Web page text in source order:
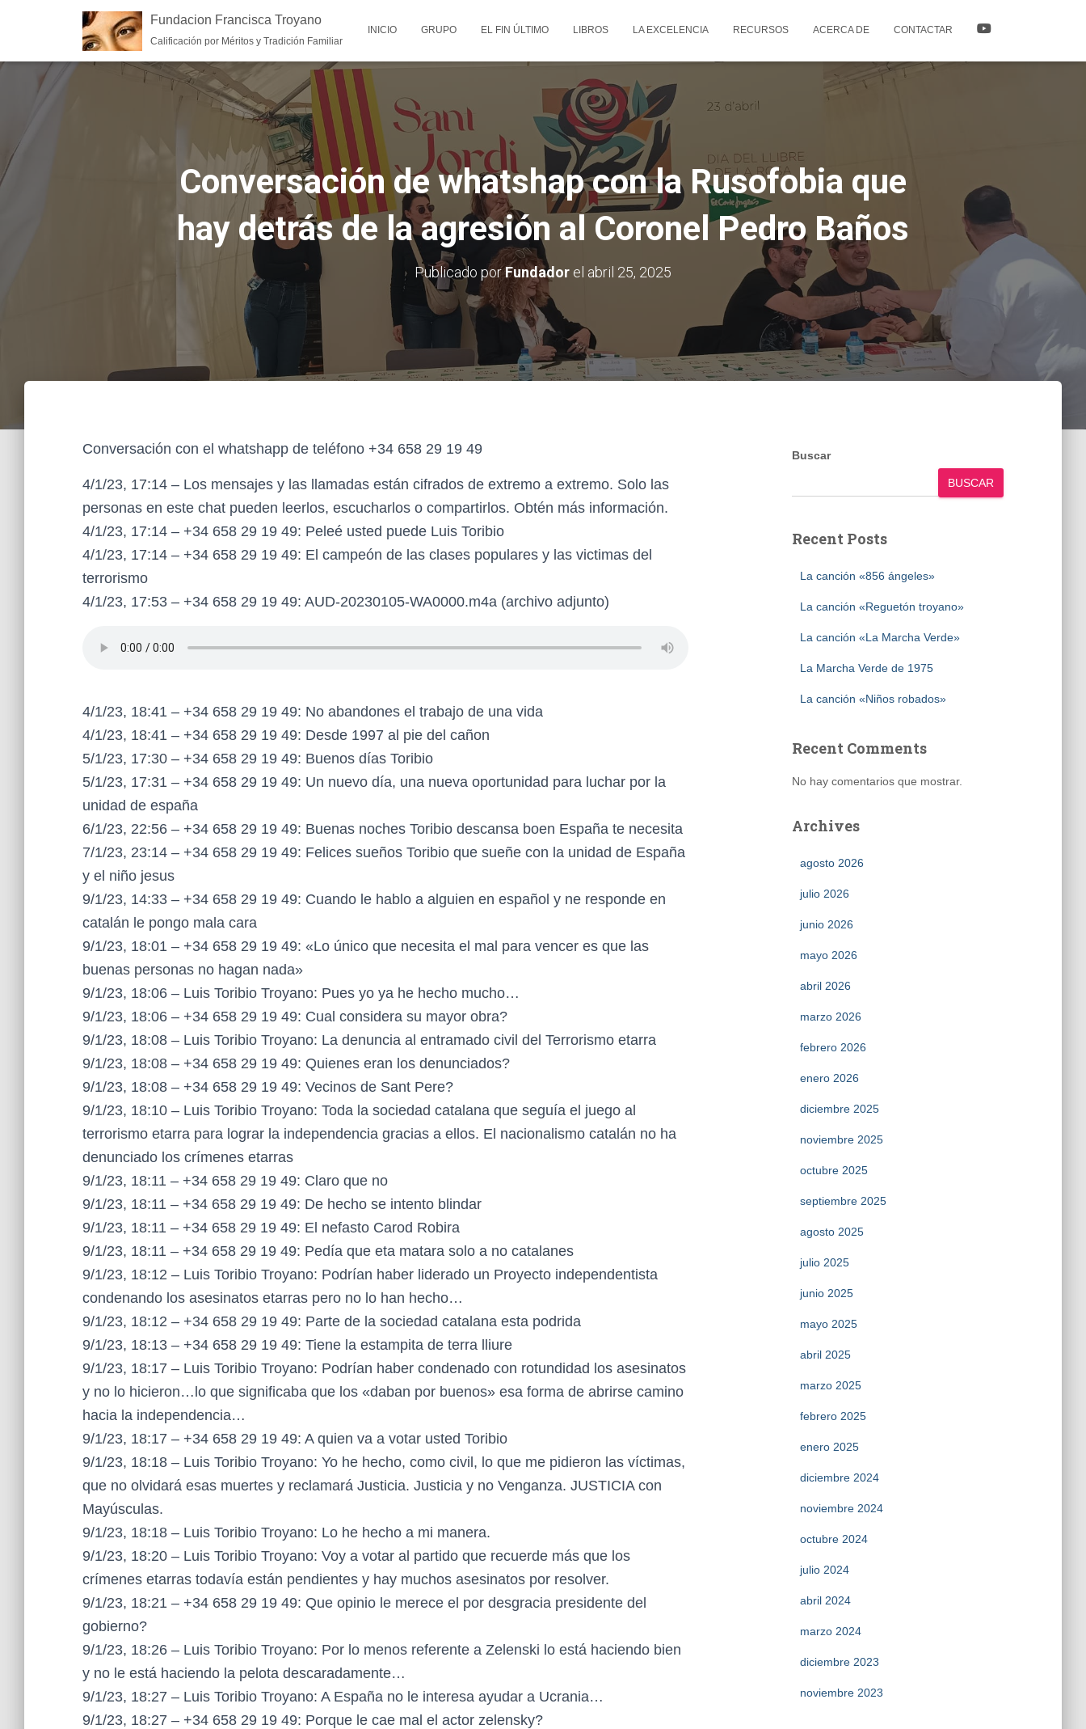
Fundacion Francisca Troyano
Calificación por Méritos y Tradición Familiar
INICIO GRUPO EL FIN ÚLTIMO LIBROS LA EXCELENCIA RECURSOS ACERCA DE CONTACTAR
Conversación de whatshap con la Rusofobia que
hay detrás de la agresión al Coronel Pedro Baños
Publicado porFundador el abril 25, 2025
Conversación con el whatshapp de teléfono +34 658 29 19 49
4/1/23, 17:14 – Los mensajes y las llamadas están cifrados de extremo a extremo. Solo las
personas en este chat pueden leerlos, escucharlos o compartirlos. Obtén más información.
4/1/23, 17:14 – +34 658 29 19 49: Peleé usted puede Luis Toribio
4/1/23, 17:14 – +34 658 29 19 49: El campeón de las clases populares y las victimas del
terrorismo
4/1/23, 17:53 – +34 658 29 19 49: ‎AUD-20230105-WA0000.m4a (archivo adjunto)
4/1/23, 18:41 – +34 658 29 19 49: No abandones el trabajo de una vida
4/1/23, 18:41 – +34 658 29 19 49: Desde 1997 al pie del cañon
5/1/23, 17:30 – +34 658 29 19 49: Buenos días Toribio
5/1/23, 17:31 – +34 658 29 19 49: Un nuevo día, una nueva oportunidad para luchar por la
unidad de españa
6/1/23, 22:56 – +34 658 29 19 49: Buenas noches Toribio descansa boen España te necesita
7/1/23, 23:14 – +34 658 29 19 49: Felices sueños Toribio que sueñe con la unidad de España
y el niño jesus
9/1/23, 14:33 – +34 658 29 19 49: Cuando le hablo a alguien en español y ne responde en
catalán le pongo mala cara
9/1/23, 18:01 – +34 658 29 19 49: «Lo único que necesita el mal para vencer es que las
buenas personas no hagan nada»
9/1/23, 18:06 – Luis Toribio Troyano: Pues yo ya he hecho mucho…
9/1/23, 18:06 – +34 658 29 19 49: Cual considera su mayor obra?
9/1/23, 18:08 – Luis Toribio Troyano: La denuncia al entramado civil del Terrorismo etarra
9/1/23, 18:08 – +34 658 29 19 49: Quienes eran los denunciados?
9/1/23, 18:08 – +34 658 29 19 49: Vecinos de Sant Pere?
9/1/23, 18:10 – Luis Toribio Troyano: Toda la sociedad catalana que seguía el juego al
terrorismo etarra para lograr la independencia gracias a ellos. El nacionalismo catalán no ha
denunciado los crímenes etarras
9/1/23, 18:11 – +34 658 29 19 49: Claro que no
9/1/23, 18:11 – +34 658 29 19 49: De hecho se intento blindar
9/1/23, 18:11 – +34 658 29 19 49: El nefasto Carod Robira
9/1/23, 18:11 – +34 658 29 19 49: Pedía que eta matara solo a no catalanes
9/1/23, 18:12 – Luis Toribio Troyano: Podrían haber liderado un Proyecto independentista
condenando los asesinatos etarras pero no lo han hecho…
9/1/23, 18:12 – +34 658 29 19 49: Parte de la sociedad catalana esta podrida
9/1/23, 18:13 – +34 658 29 19 49: Tiene la estampita de terra lliure
9/1/23, 18:17 – Luis Toribio Troyano: Podrían haber condenado con rotundidad los asesinatos
y no lo hicieron…lo que significaba que los «daban por buenos» esa forma de abrirse camino
hacia la independencia…
9/1/23, 18:17 – +34 658 29 19 49: A quien va a votar usted Toribio
9/1/23, 18:18 – Luis Toribio Troyano: Yo he hecho, como civil, lo que me pidieron las víctimas,
que no olvidará esas muertes y reclamará Justicia. Justicia y no Venganza. JUSTICIA con
Mayúsculas.
9/1/23, 18:18 – Luis Toribio Troyano: Lo he hecho a mi manera.
9/1/23, 18:20 – Luis Toribio Troyano: Voy a votar al partido que recuerde más que los
crímenes etarras todavía están pendientes y hay muchos asesinatos por resolver.
9/1/23, 18:21 – +34 658 29 19 49: Que opinio le merece el por desgracia presidente del
gobierno?
9/1/23, 18:26 – Luis Toribio Troyano: Por lo menos referente a Zelenski lo está haciendo bien
y no le está haciendo la pelota descaradamente…
9/1/23, 18:27 – Luis Toribio Troyano: A España no le interesa ayudar a Ucrania…
9/1/23, 18:27 – +34 658 29 19 49: Porque le cae mal el actor zelensky?
Buscar
BUSCAR
Recent Posts
La canción «856 ángeles»
La canción «Reguetón troyano»
La canción «La Marcha Verde»
La Marcha Verde de 1975
La canción «Niños robados»
Recent Comments
No hay comentarios que mostrar.
Archives
agosto 2026
julio 2026
junio 2026
mayo 2026
abril 2026
marzo 2026
febrero 2026
enero 2026
diciembre 2025
noviembre 2025
octubre 2025
septiembre 2025
agosto 2025
julio 2025
junio 2025
mayo 2025
abril 2025
marzo 2025
febrero 2025
enero 2025
diciembre 2024
noviembre 2024
octubre 2024
julio 2024
abril 2024
marzo 2024
diciembre 2023
noviembre 2023